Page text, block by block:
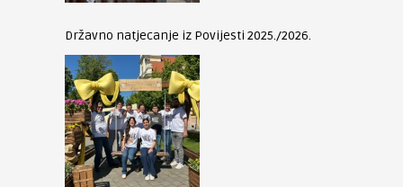
Državno natjecanje iz Povijesti 2025./2026.